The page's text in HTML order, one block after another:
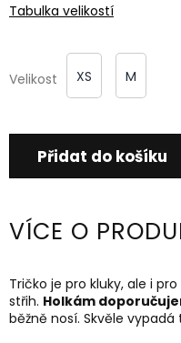
Tabulka velikostí
Velikost XS M
Přidat do košíku
VÍCE O
Tričko je pro kluky, ale i
střih. Holkám
běžně nosí. Skvěle